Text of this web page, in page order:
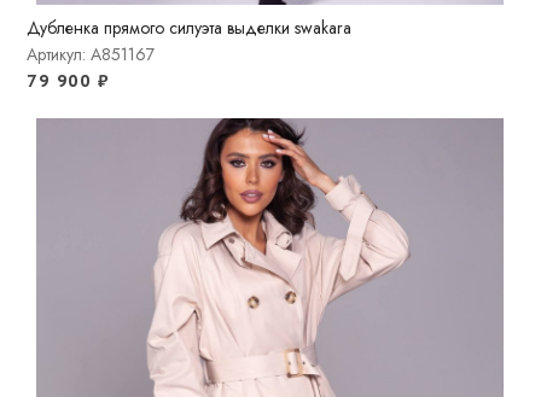
Дубленка прямого силуэта выделки swakara
Артикул: A851167
79 900 ₽